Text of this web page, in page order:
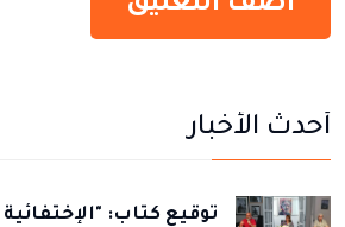
أحدث الأخبار
توقيع كتاب: